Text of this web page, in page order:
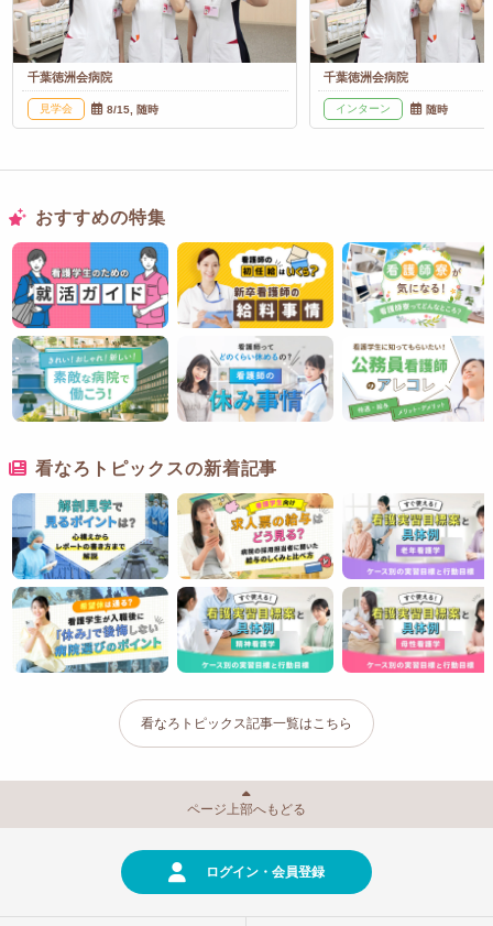
千葉徳洲会病院
見学会 8/15, 随時
千葉徳洲会病院
インターン 随時
おすすめの特集
看なろトピックスの新着記事
看なろトピックス記事一覧はこちら
ページ上部へもどる
ログイン・会員登録